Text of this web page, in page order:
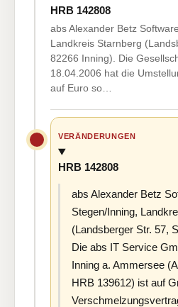
HRB 142808
abs Alexander Betz
Landkreis Starnberg
82266 Inning). Die
18.04.2006 hat die
auf Euro so…
VERÄNDERUNGEN
HRB 142808
abs Alexander Betz
Stegen/Inning,
(Landsberger Str. 57,
Die abs IT Service
Inning a. Ammersee
HRB 139612) ist auf